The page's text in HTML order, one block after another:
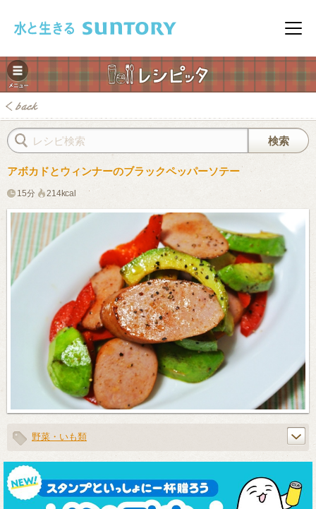
メニ
レシピ
アボカドとウィンナーのブラックペッパーソテー
15分 214kcal
野菜・いも類